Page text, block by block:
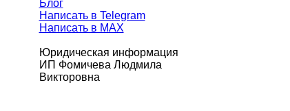
Блог
Написать в Telegram
Написать в MAX
Юридическая информация
ИП Фомичева Людмила
Викторовна